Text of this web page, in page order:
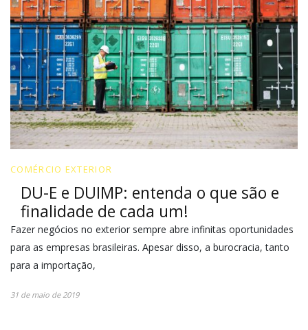
COMÉRCIO EXTERIOR
DU-E e DUIMP: entenda o que são e
finalidade de cada um!
Fazer negócios no exterior sempre abre infinitas oportunidades
para as empresas brasileiras. Apesar disso, a burocracia, tanto
para a importação,
31 de maio de 2019